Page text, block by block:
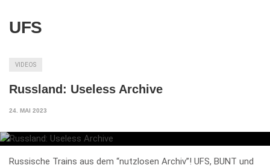
UFS
VIDEOS
Russland: Useless Archive
24. MAI 2023
Russische Trains aus dem “nutzlosen Archiv”! UFS, BUNT und